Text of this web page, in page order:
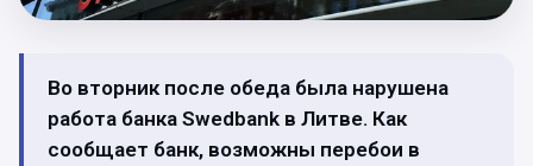
Во вторник после обеда была нарушена
работа банка Swedbank в Литве. Как
сообщает банк, возможны перебои в